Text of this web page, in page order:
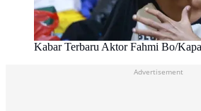
Kabar Terbaru Aktor Fahmi Bo/
Advertisement